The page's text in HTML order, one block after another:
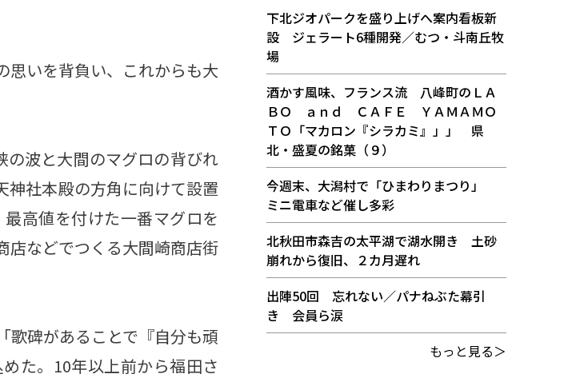
いを背負い、これからも大
波と大間のマグロの背びれ
神社本殿の方角に向けて設置
高値を付けた一番マグロを
店などでつくる大間崎商店街
碑があることで『自分も頑
た。10年以上前から福田さ
下北ジオパークを盛り上げへ案内看板新
設 ジェラート6種開発／むつ・斗南丘牧
場
酒かす風味、フランス流 八峰町のＬＡ
ＢＯ ａｎｄ ＣＡＦＥ ＹＡＭＡＭＯ
ＴＯ「マカロン『シラカミ』」」 県
北・盛夏の銘菓（９）
今週末、大潟村で「ひまわりまつり」
ミニ電車など催し多彩
北秋田市森吉の太平湖で湖水開き 土砂
崩れから復旧、２カ月遅れ
出陣50回 忘れない／パナねぶた幕引
き 会員ら涙
もっと見る＞